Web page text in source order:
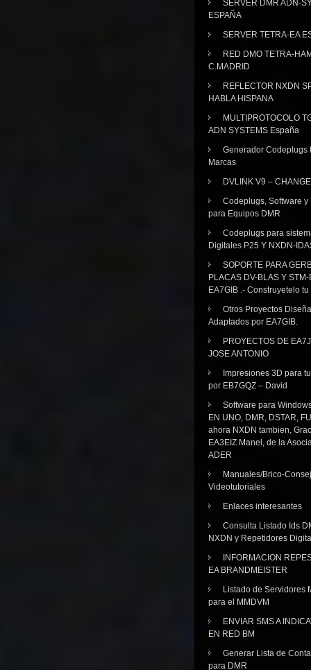
SERVER DMR ADN-
ESPAÑA
SERVER TETRA-EA
RED DMO TETRA-
C.MADRID
REFLECTOR NXDN
HABLA HISPANA
MULTIPROTOCOLO
ADN SYSTEMS España
Generador Codeplugs
Marcas
DVLINK V9 –
Codeplugs, Software y
para Equipos DMR
Codeplugs para
Digitales P25 Y NXDN-
SOPORTE PARA
PLACAS DV-BLAS Y
EA7GIB .- Construyetelo
Otros Proyectos
Adaptados por EA7GIB.
PROYECTOS DE
JOSE ANTONIO
Impresiones 3D para
por EB7GQZ – David
Software para
EN UNO, DMR, DSTAR,
ahora NXDN tambien,
EA3EIZ Manel, de la
ADER
Manuales/Brico-
Videotutoriales
Enlaces interesantes
Consulta Listado Ids
NXDN y Repetidores
INFORMACION
EA BRANDMEISTER
Listado de Servidores
para el MMDVM
ENVIAR SMS A
EN RED BM
Generar Lista de
para DMR